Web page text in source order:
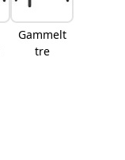
Gammelt
tre